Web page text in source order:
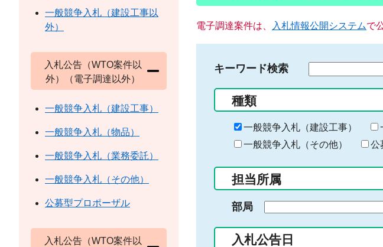
電子調達案件は、 入札情報公開システムで
キーワード検索
る
キ
ー
ー
入
力
種類
一般競争入札（建設工事）
一般競争入札（その他）
公
担当所属
部局
入札公告日
一般競争入札（建設工事以
外）
入札公告（WTO案件以
外）（電子調達以外）
一般競争入札（建設工事）
一般競争入札（物品）
一般競争入札（業務委託）
一般競争入札（その他）
公募型プロポーザル
入札公告（WTO案件以